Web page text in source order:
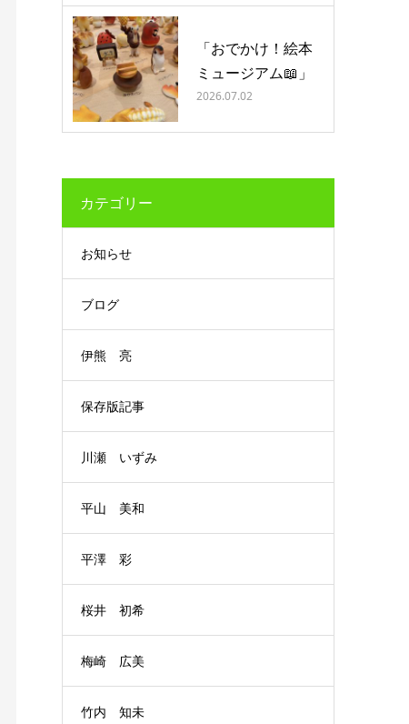
「おでかけ！絵本
ミュージアム📖」
2026.07.02
カテゴリー
お知らせ
ブログ
伊熊 亮
保存版記事
川瀬 いずみ
平山 美和
平澤 彩
桜井 初希
梅崎 広美
竹内 知未